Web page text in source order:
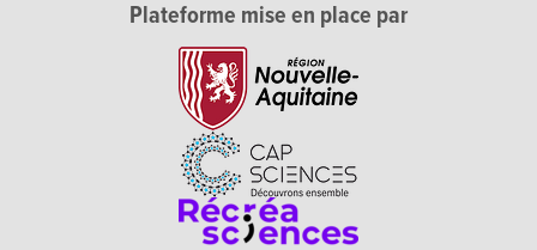
Plateforme mise en place par